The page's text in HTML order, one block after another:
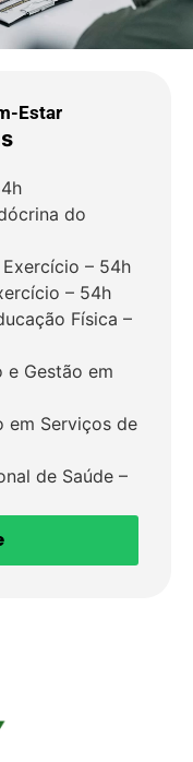
Estar
do
– 54h
– 54h
Física –
e Gestão em
em Serviços de
de Saúde –